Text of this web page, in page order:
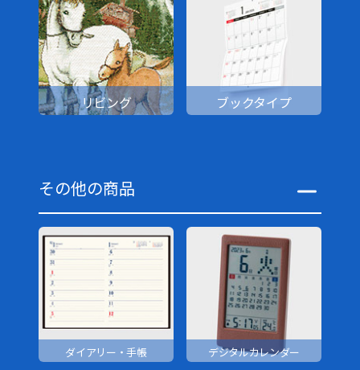
リビング ブックタイプ
その他の商品
ダイアリー・手帳 デジタルカレンダー